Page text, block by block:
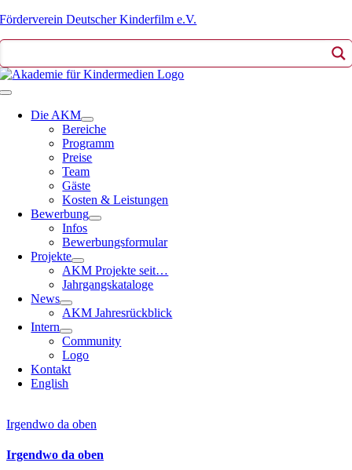
Zum
Förderverein Deutscher Kinderfilm e.V.
Toggle
NavigationDie AKM
Bereiche
Programm
Preise
Team
Gäste
Kosten & Leistungen
Bewerbung
Infos
Bewerbungsformular
Projekte
AKM Projekte seit…
Jahrgangskataloge
News
AKM Jahresrückblick
Intern
Community
Logo
Kontakt
English
Irgendwo da oben
Irgendwo da oben